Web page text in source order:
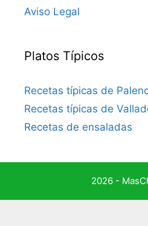
Aviso Legal
Platos Típicos
Recetas típicas de
Recetas típicas de
Recetas de ensaladas
2026 -